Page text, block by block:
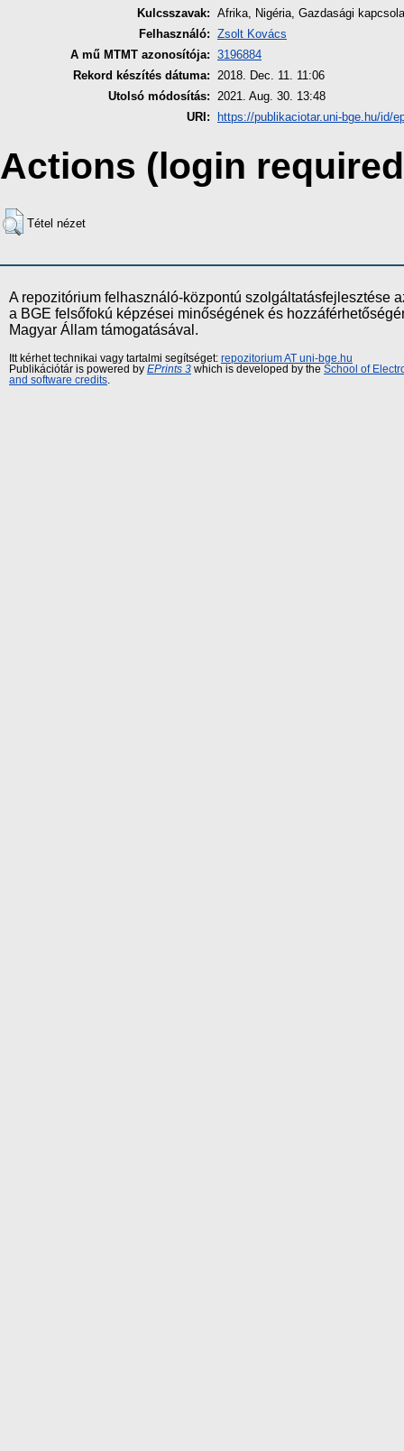
Kulcsszavak: Afrika, Nigéria, Gazdasági
Felhasználó: Zsolt Kovács
A mű MTMT azonosítója: 3196884
Rekord készítés dátuma: 2018. Dec. 11. 11:06
Utolsó módosítás: 2021. Aug. 30. 13:48
URI:
https://publikaciotar.uni-bge.hu/id/
Actions (login
Tétel nézet
A repozitórium felhasználó-központú szolgáltatásfejlesztése
a BGE felsőfokú képzései minőségének és
Magyar Állam támogatásával.
Itt kérhet technikai vagy tartalmi segítséget: repozitorium AT uni-bge.hu
Publikációtár is powered by EPrints 3 which is developed by the School of
and software credits